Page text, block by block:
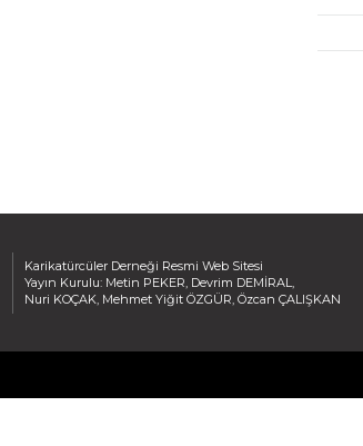
Karikatürcüler Derneği Resmi Web Sitesi
Yayın Kurulu: Metin PEKER, Devrim DEMİRAL,
Nuri KOÇAK, Mehmet Yiğit ÖZGÜR, Özcan ÇALIŞKAN